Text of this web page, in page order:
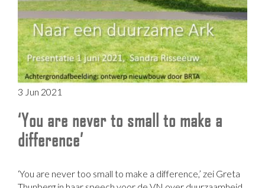
3 Jun 2021
‘You are never to small to make a
difference’
‘You are never too small to make a difference,’ zei Greta